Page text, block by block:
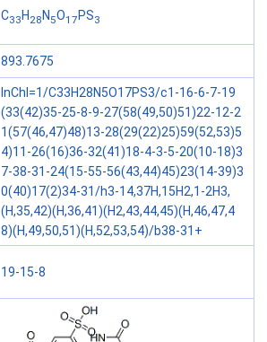
C33 H 28 N 5O17 PS3
893.7675
InChI=1/C33H28N5O17PS3/c1-16-6-7-19
(33(42)35-25-8-9-27(58(49,50)51)22-12-2
1(57(46,47)48)13-28(29(22)25)59(52,53)5
4)11-26(16)36-32(41)18-4-3-5-20(10-18)3
7-38-31-24(15-55-56(43,44)45)23(14-39)3
0(40)17(2)34-31/h3-14,37H,15H2,1-2H3,
(H,35,42)(H,36,41)(H2,43,44,45)(H,46,47,4
8)(H,49,50,51)(H,52,53,54)/b38-31+
19-15-8